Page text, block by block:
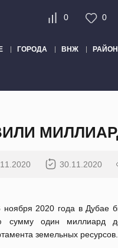
0 0
ГОРОДА ВНЖ
30.11.2020
2020 года в Дубае
сумму один миллиард
земельных ресурсов.